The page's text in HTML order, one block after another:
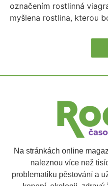
označením rostlinná
myšlena rostlina, kterou
Na stránkách online
naleznou více než
problematiku pěstování a